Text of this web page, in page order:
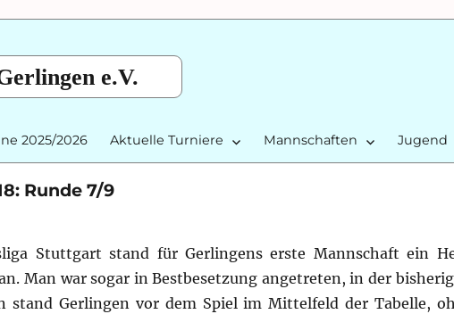
e.V.
2025/2026 Aktuelle Turniere Mannschaften Jugend
Runde 7/9
Stuttgart stand für Gerlingens erste Mannschaft ein
Man war sogar in Bestbesetzung angetreten, in der
Gerlingen vor dem Spiel im Mittelfeld der Tabelle,